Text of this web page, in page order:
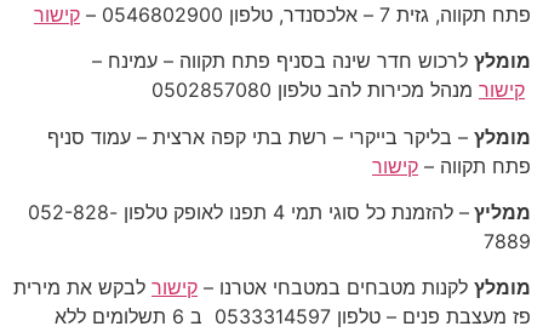
פתח תקווה, גזית 7 – אלכסנדר, טלפון 0546802900 –
קישור
מומלץ לרכוש חדר שינה בסניף פתח תקווה – עמינח –
קישור מנהל מכירות להב טלפון 0502857080
מומלץ – בליקר בייקרי – רשת בתי קפה ארצית – עמוד סניף
פתח תקווה – קישור
ממליץ
– להזמנת כל סוגי תמי 4 תפנו לאופק טלפון 052-828-
7889
מומלץ לקנות מטבחים במטבחי אטרנו – קישור לבקש את מירית
פז מעצבת פנים – טלפון 0533314597 ב 6 תשלומים ללא